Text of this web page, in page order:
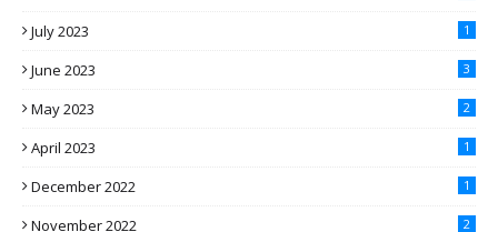
July 2023 1
June 2023 3
May 2023 2
April 2023 1
December 2022 1
November 2022 2